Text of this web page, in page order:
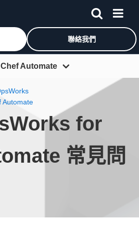
聯絡我們
Automate
Automate
for
常見問